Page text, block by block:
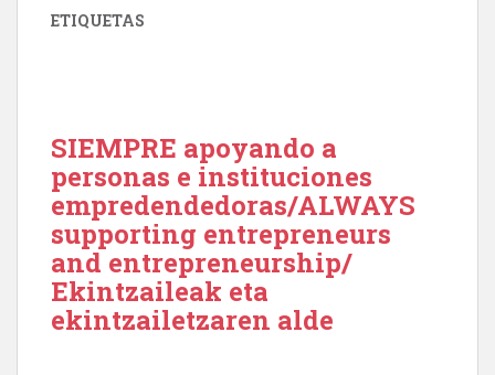
ETIQUETAS
SIEMPRE apoyando a
personas e instituciones
empredendedoras/ALWAYS
supporting entrepreneurs
and entrepreneurship/
Ekintzaileak eta
ekintzailetzaren alde